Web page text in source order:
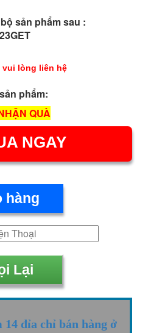
bộ sản phẩm sau :
vui lòng liên hệ
phẩm:
QUÀ
NGAY
hàng
14 đỉa chỉ bán hàng ở